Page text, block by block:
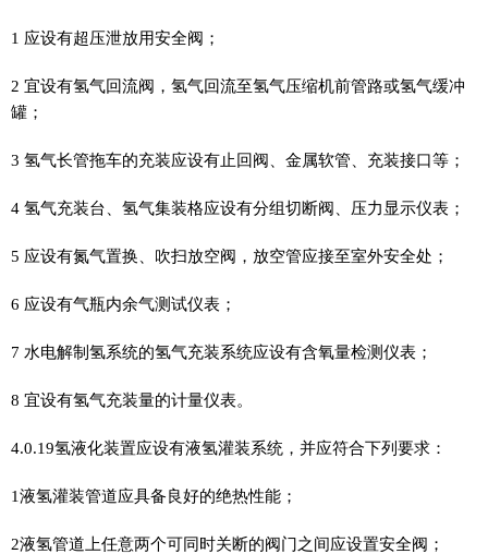
1 应设有超压泄放用安全阀；
2 宜设有氢气回流阀，氢气回流至氢气压缩机前管路或氢气缓冲
罐；
3 氢气长管拖车的充装应设有止回阀、金属软管、充装接口等；
4 氢气充装台、氢气集装格应设有分组切断阀、压力显示仪表；
5 应设有氮气置换、吹扫放空阀，放空管应接至室外安全处；
6 应设有气瓶内余气测试仪表；
7 水电解制氢系统的氢气充装系统应设有含氧量检测仪表；
8 宜设有氢气充装量的计量仪表。
4.0.19氢液化装置应设有液氢灌装系统，并应符合下列要求：
1液氢灌装管道应具备良好的绝热性能；
2液氢管道上任意两个可同时关断的阀门之间应设置安全阀；